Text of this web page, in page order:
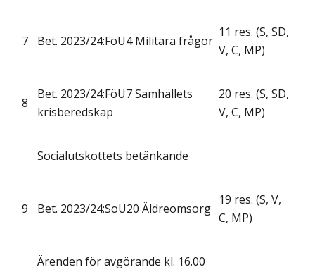
7 Bet. 2023/24:FöU4 Militära frågor
11 res. (S, SD,
V, C, MP)
8
Bet. 2023/24:FöU7 Samhällets
krisberedskap
20 res. (S, SD,
V, C, MP)
Socialutskottets betänkande
9 Bet. 2023/24:SoU20 Äldreomsorg
19 res. (S, V,
C, MP)
Ärenden för avgörande kl. 16.00